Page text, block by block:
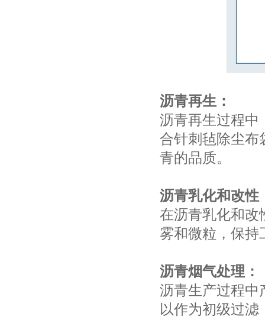
沥青再生：
沥青再生过程中
合针刺毡除尘布
青的品质。
沥青乳化和改性
在沥青乳化和改
雾和微粒，保持
沥青烟气处理：
沥青生产过程中
以作为初级过